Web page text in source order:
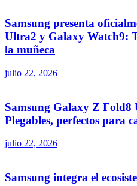
Samsung presenta
Ultra2 y Galaxy Watch9:
la muñeca
julio 22, 2026
Samsung Galaxy Z
Plegables, perfectos para
julio 22, 2026
Samsung integra el